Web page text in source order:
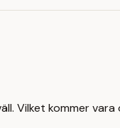
Vilket kommer